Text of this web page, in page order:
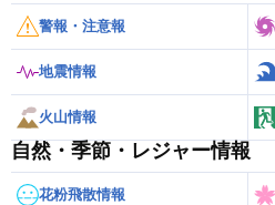
警報・注意報
地震情報
火山情報
自然・季節・レジャー情報
花粉飛散情報